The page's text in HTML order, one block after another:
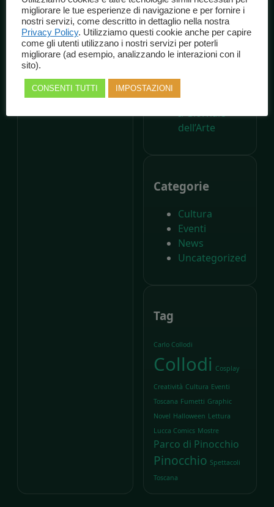
A 200 anni
dalla nascita di
Carlo Collodi,
Il Parco di
settant’anni –
Il Giornale
dell’Arte
Categorie
Cultura
Eventi
News
Uncategorized
Tag
Carlo Collodi
Collodi Cosplay
Creatività Cultura Eventi
Toscana Fumetti Graphic
Novel Halloween Lettura
Lucca Comics Mostre
Parco di Pinocchio
Pinocchio Spettacoli
Toscana
migliorare le tue esperienze di navigazione e per fornire i
nostri servizi, come descritto in dettaglio nella nostra
Privacy Policy. Utilizziamo questi cookie anche per capire
come gli utenti utilizzano i nostri servizi per poterli
migliorare (ad esempio, analizzando le interazioni con il
sito).
CONSENTI TUTTI IMPOSTAZIONI